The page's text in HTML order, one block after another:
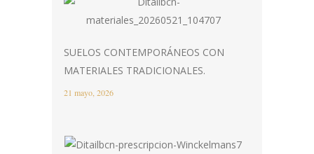
SUELOS CONTEMPORÁNEOS CON
MATERIALES TRADICIONALES.
21 mayo, 2026